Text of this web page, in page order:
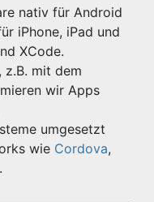
nativ für Android
iPhone, iPad und
XCode.
z.B. mit dem
wir Apps
umgesetzt
wie Cordova,